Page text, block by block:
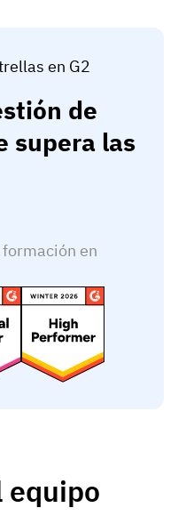
en G2
de
supera las
en
equipo